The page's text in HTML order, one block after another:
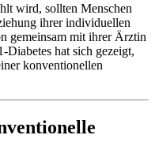
wird, sollten Menschen
ihrer individuellen
gemeinsam mit ihrer Ärztin
Diabetes hat sich gezeigt,
konventionellen